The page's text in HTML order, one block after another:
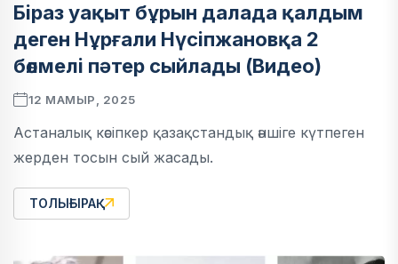
Біраз уақыт бұрын далада қалдым
деген Нұрғали Нүсіпжановқа 2
бөлмелі пәтер сыйлады (Видео)
12 МАМЫР, 2025
Астаналық кәсіпкер қазақстандық әншіге күтпеген
жерден тосын сый жасады.
ТОЛЫҒЫРАҚ